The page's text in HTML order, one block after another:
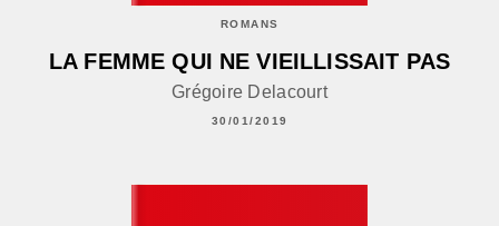
ROMANS
LA FEMME QUI NE VIEILLISSAIT PAS
Grégoire Delacourt
30/01/2019